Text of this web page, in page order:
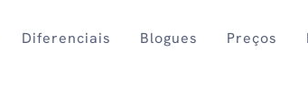
Diferenciais Blogues Preços